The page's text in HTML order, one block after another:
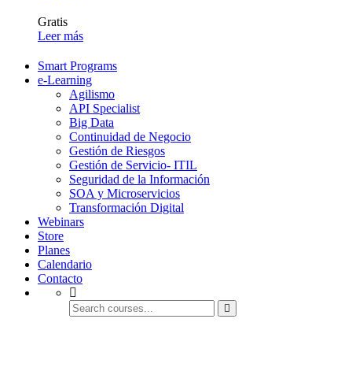
Gratis
Leer más
Smart Programs
e-Learning
Agilismo
API Specialist
Big Data
Continuidad de Negocio
Gestión de Riesgos
Gestión de Servicio- ITIL
Seguridad de la Información
SOA y Microservicios
Transformación Digital
Webinars
Store
Planes
Calendario
Contacto